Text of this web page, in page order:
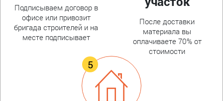
Подписываем договор в
офисе или привозит
бригада строителей и на
месте подписывает
После доставки
материала вы
оплачиваете 70% от
стоимости